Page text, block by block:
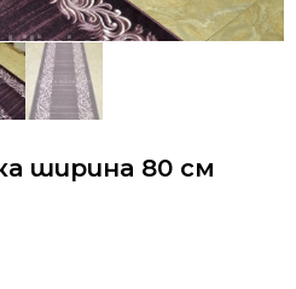
ширина 80 см